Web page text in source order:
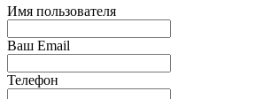
Имя пользователя
Ваш Email
Телефон